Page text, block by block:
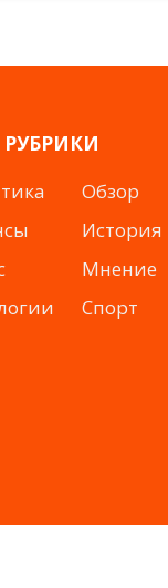
РУБРИКИ
Обзор
История
Мнение
Спорт